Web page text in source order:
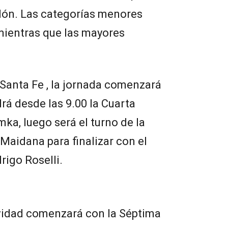
Las categorías menores
que las mayores
Fe , la jornada comenzará
desde las 9.00 la Cuarta
luego será el turno de la
para finalizar con el
Roselli.
comenzará con la Séptima